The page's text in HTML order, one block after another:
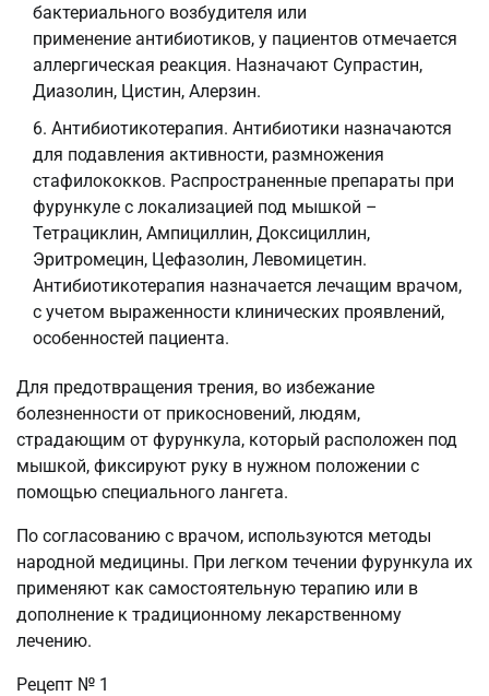
бактериального возбудителя или
применение антибиотиков, у пациентов отмечается
аллергическая реакция. Назначают Супрастин,
Диазолин, Цистин, Алерзин.
Антибиотикотерапия. Антибиотики назначаются
для подавления активности, размножения
стафилококков. Распространенные препараты при
фурункуле с локализацией под мышкой –
Тетрациклин, Ампициллин, Доксициллин,
Эритромецин, Цефазолин, Левомицетин.
Антибиотикотерапия назначается лечащим врачом,
с учетом выраженности клинических проявлений,
особенностей пациента.
Для предотвращения трения, во избежание
болезненности от прикосновений, людям,
страдающим от фурункула, который расположен под
мышкой, фиксируют руку в нужном положении с
помощью специального лангета.
По согласованию с врачом, используются методы
народной медицины. При легком течении фурункула их
применяют как самостоятельную терапию или в
дополнение к традиционному лекарственному
лечению.
Рецепт № 1